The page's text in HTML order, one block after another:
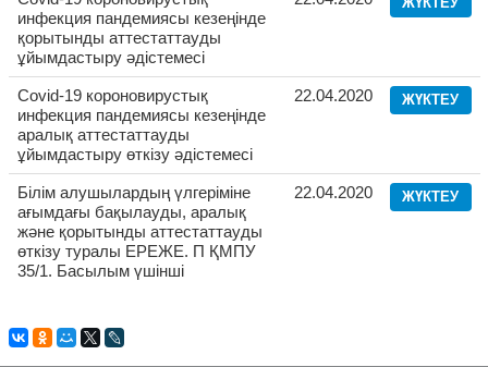
инфекция пандемиясы кезеңінде
қорытынды аттестаттауды
ұйымдастыру әдістемесі
Covid-19 короновирустық
инфекция пандемиясы кезеңінде
аралық аттестаттауды
ұйымдастыру өткізу әдістемесі
22.04.2020 ЖҮКТЕУ
Білім алушылардың үлгеріміне
ағымдағы бақылауды, аралық
және қорытынды аттестаттауды
өткізу туралы ЕРЕЖЕ. П ҚМПУ
35/1. Басылым үшінші
22.04.2020 ЖҮКТЕУ